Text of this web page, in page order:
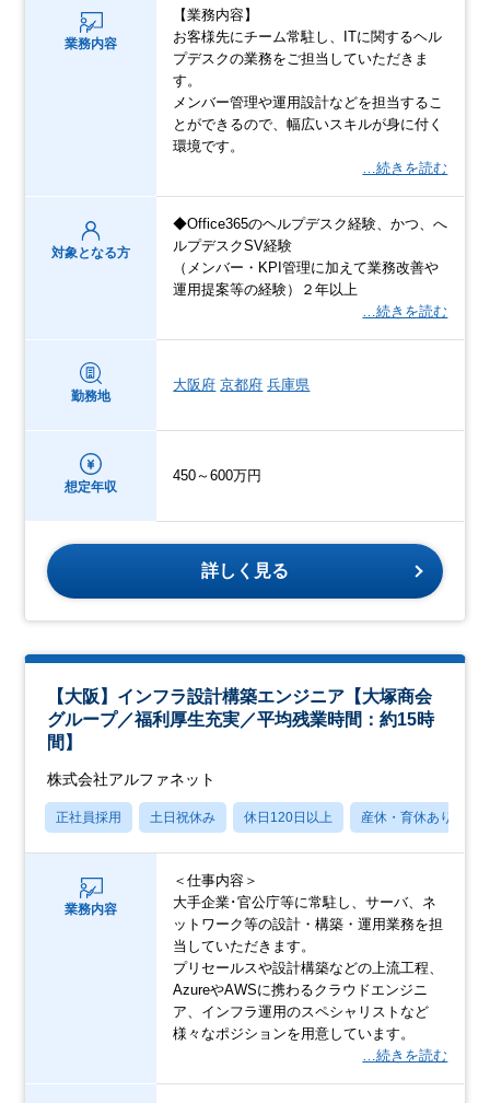
業務内容
【業務内容】
お客様先にチーム常駐し、ITに関するヘル
プデスクの業務をご担当していただきま
す。
メンバー管理や運用設計などを担当するこ
とができるので、幅広いスキルが身に付く
環境です。
…続きを読む
対象となる方
◆Office365のヘルプデスク経験、かつ、へ
ルプデスクSV経験
（メンバー・KPI管理に加えて業務改善や
運用提案等の経験）２年以上
…続きを読む
勤務地
大阪府 京都府 兵庫県
想定年収
450～600万円
詳しく見る
【大阪】インフラ設計構築エンジニア【大塚商会
グループ／福利厚生充実／平均残業時間：約15時
間】
株式会社アルファネット
正社員採用 土日祝休み 休日120日以上 産休・育休あり
業務内容
＜仕事内容＞
大手企業･官公庁等に常駐し、サーバ、ネ
ットワーク等の設計・構築・運用業務を担
当していただきます。
プリセールスや設計構築などの上流工程、
AzureやAWSに携わるクラウドエンジニ
ア、インフラ運用のスペシャリストなど
様々なポジションを用意しています。
…続きを読む